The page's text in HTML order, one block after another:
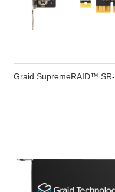
Graid SupremeRAID™